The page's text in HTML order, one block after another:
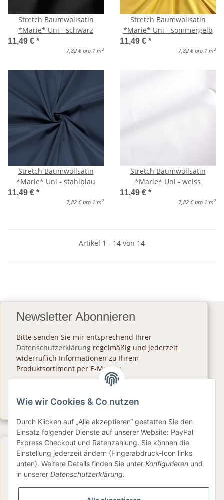
Stretch Baumwollsatin
*Marie* Uni - schwarz
11,49 € *
7,82 € pro 1 m 2
Stretch Baumwollsatin
*Marie* Uni - sommergelb
11,49 € *
7,82 € pro 1 m 2
Stretch Baumwollsatin
*Marie* Uni - stahlblau
11,49 € *
7,82 € pro 1 m 2
Stretch Baumwollsatin
*Marie* Uni - weiss
11,49 € *
7,82 € pro 1 m 2
Artikel 1 - 14 von 14
Newsletter Abonnieren
Bitte senden Sie mir entsprechend Ihrer
Datenschutzerklärung regelmäßig und jederzeit
widerruflich Informationen zu Ihrem
Produktsortiment per E-Mail zu.
Newsletter Abonnieren
Gesetzliche Informationen
Informationen
Wie wir Cookies & Co nutzen
Durch Klicken auf „Alle akzeptieren“ gestatten Sie den
Einsatz folgender Dienste auf unserer Website: PayPal
Express Checkout und Ratenzahlung. Sie können die
Einstellung jederzeit ändern (Fingerabdruck-Icon links
unten). Weitere Details finden Sie unter Konfigurieren und
in unserer Datenschutzerklärung.